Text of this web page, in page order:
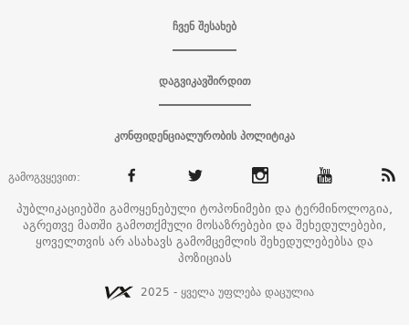
ჩვენ შესახებ
დაგვიკავშირდით
კონფიდენციალურობის პოლიტიკა
გამოგვყევით:
პუბლიკაციებში გამოყენებული ტოპონიმები და ტერმინოლოგია,
აგრეთვე მათში გამოთქმული მოსაზრებები და შეხედულებები,
ყოველთვის არ ასახავს გამომცემლის შეხედულებებსა და
პოზიციას
2025 - ყველა უფლება დაცულია